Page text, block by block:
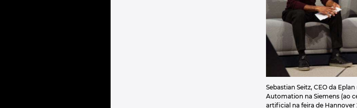
Sebastian Seitz, CEO da
Automation na Siemens (ao
artificial na feira de Hannover